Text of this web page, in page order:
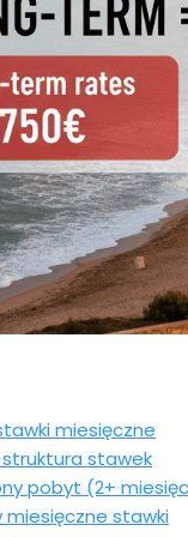
miesięczne
stawek
pobyt (2+
stawki